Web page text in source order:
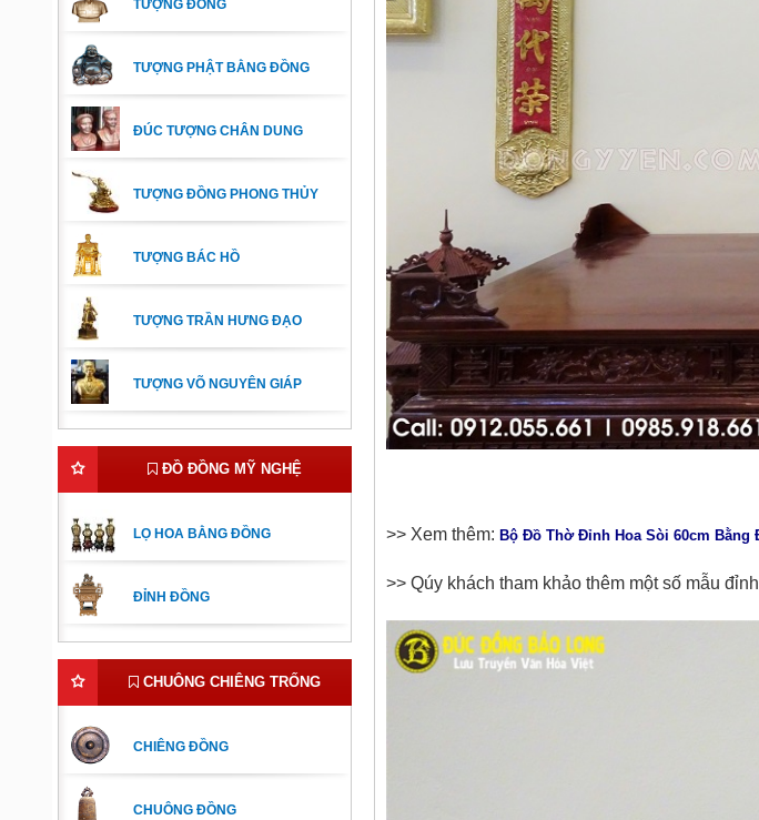
TƯỢNG ĐỒNG
TƯỢNG PHẬT BẰNG ĐỒNG
ĐÚC TƯỢNG CHÂN DUNG
TƯỢNG ĐỒNG PHONG THỦY
TƯỢNG BÁC HỒ
TƯỢNG TRẦN HƯNG ĐẠO
TƯỢNG VÕ NGUYÊN GIÁP
ĐỒ ĐỒNG MỸ NGHỆ
LỌ HOA BẰNG ĐỒNG
ĐỈNH ĐỒNG
CHUÔNG CHIÊNG TRỐNG
CHIÊNG ĐỒNG
CHUÔNG ĐỒNG
>> Xem thêm: Bộ Đồ Thờ Đỉnh Hoa Sòi 60cm Bằng
>> Qúy khách tham khảo thêm một số mẫu